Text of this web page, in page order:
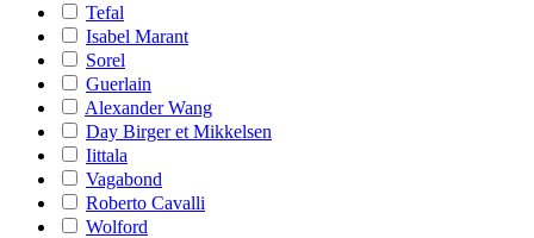
Tefal
Isabel Marant
Sorel
Guerlain
Alexander Wang
Day Birger et Mikkelsen
Iittala
Vagabond
Roberto Cavalli
Wolford